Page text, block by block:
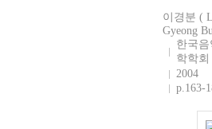
이경분 (
Gyeong
한국음
학학회
2004
p.163-